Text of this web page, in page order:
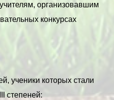
организовавшим
конкурсах
ученики которых стали
степеней: